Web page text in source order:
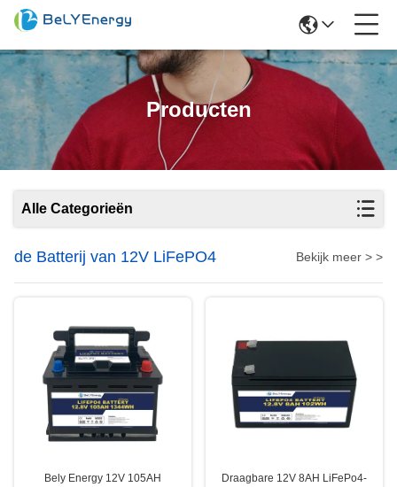
Producten
Alle Categorieën
de Batterij van 12V LiFePO4 Bekijk meer > >
Bely Energy 12V 105AH
Draagbare 12V 8AH LiFePo4-